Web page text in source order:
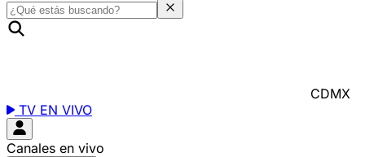
CDMX
TV EN VIVO
Canales en vivo